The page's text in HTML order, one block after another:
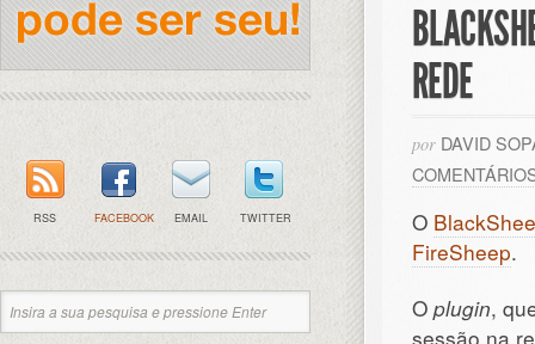
REDE
por DAVID
O
FireSheep.
O plugin,
sessão na
RSS FACEBOOK EMAIL TWITTER